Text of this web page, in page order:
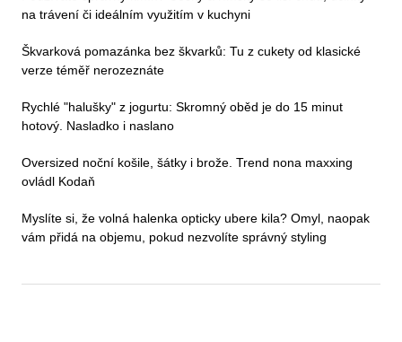
na trávení či ideálním využitím v kuchyni
Škvarková pomazánka bez škvarků: Tu z cukety od klasické
verze téměř nerozeznáte
Rychlé "halušky" z jogurtu: Skromný oběd je do 15 minut
hotový. Nasladko i naslano
Oversized noční košile, šátky i brože. Trend nona maxxing
ovládl Kodaň
Myslíte si, že volná halenka opticky ubere kila? Omyl, naopak
vám přidá na objemu, pokud nezvolíte správný styling